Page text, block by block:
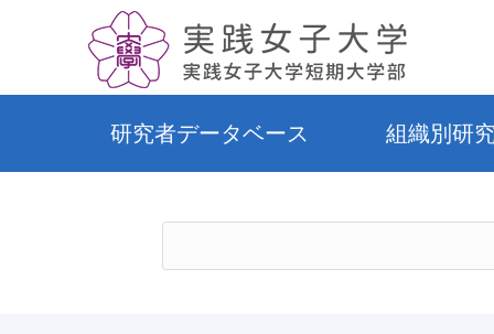
研究者データベース 組織別研